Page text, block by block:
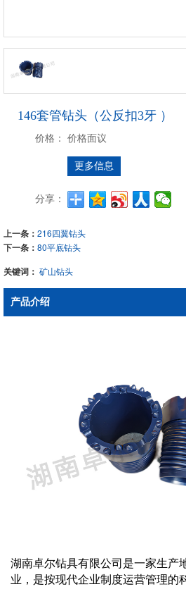
146套管钻头（公反扣3牙 ）
价格： 价格面议
更多信息
分享：
上一条： 216四翼钻头
下一条： 80平底钻头
关键词： 矿山钻头
产品介绍
湖南卓尔钻具有限公司是一家生产
业，是按现代企业制度运营管理的